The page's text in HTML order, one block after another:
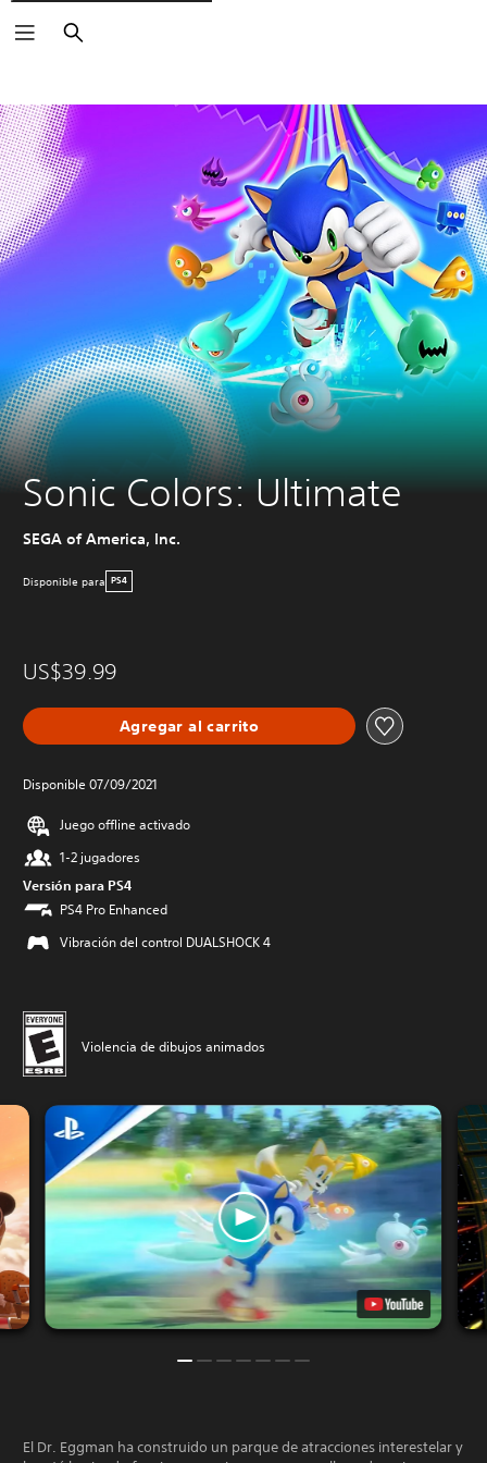
Buscar
Sonic Colors: Ultimate
SEGA of America, Inc.
Disponible para PS4
US$39.99
Agregar al carrito
Disponible 07/09/2021
Juego offline activado
1-2 jugadores
Versión para PS4
PS4 Pro Enhanced
Vibración del control DUALSHOCK 4
Violencia de dibujos animados
El Dr. Eggman ha construido un parque de atracciones interestelar y